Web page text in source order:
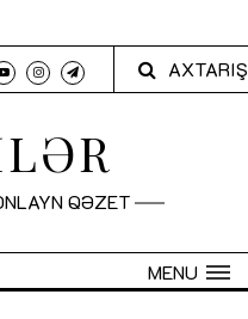
AXTARIŞ
QƏZET
MENU